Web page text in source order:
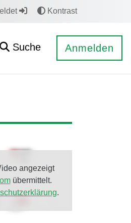
Kontrast
Suche Anmelden
angezeigt
übermittelt.
.